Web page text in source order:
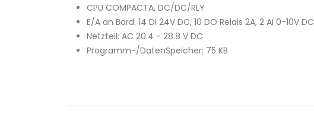
CPU COMPACTA, DC/DC/RLY
E/A an Bord: 14 DI 24V DC, 10 DO Relais 2A, 2 AI 0-10V DC
Netzteil: AC 20.4 - 28.8 V DC
Programm-/DatenSpeicher: 75 KB